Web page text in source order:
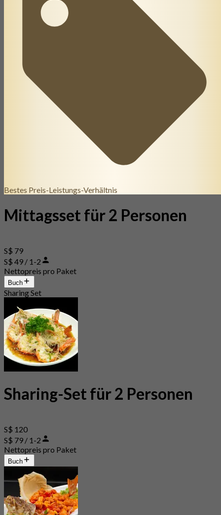
Bestes Preis-Leistungs-Verhältnis
Mittagsset für 2 Personen
S$ 79
S$ 49 / 1-2
Nettopreis pro Paket
Buch
Sharing Set
Sharing-Set für 2 Personen
S$ 120
S$ 79 / 1-2
Nettopreis pro Paket
Buch